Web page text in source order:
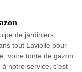
de jardiniers
tout Laviolle pour
votre tonte de gazon
notre service, c’est